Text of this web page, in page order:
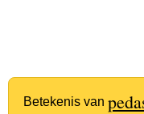
Betekenis van